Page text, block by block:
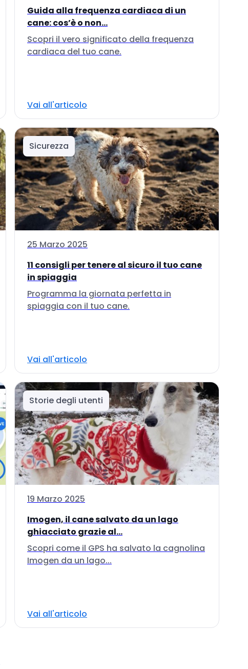
Guida alla frequenza cardiaca di un
cane: cos’è o non...
Scopri il vero significato della frequenza
cardiaca del tuo cane.
Vai all'articolo
Sicurezza
25 Marzo 2025
11 consigli per tenere al sicuro il tuo cane
in spiaggia
Programma la giornata perfetta in
spiaggia con il tuo cane.
Vai all'articolo
Storie degli utenti
19 Marzo 2025
Imogen, il cane salvato da un lago
ghiacciato grazie al...
Scopri come il GPS ha salvato la cagnolina
Imogen da un lago...
Vai all'articolo